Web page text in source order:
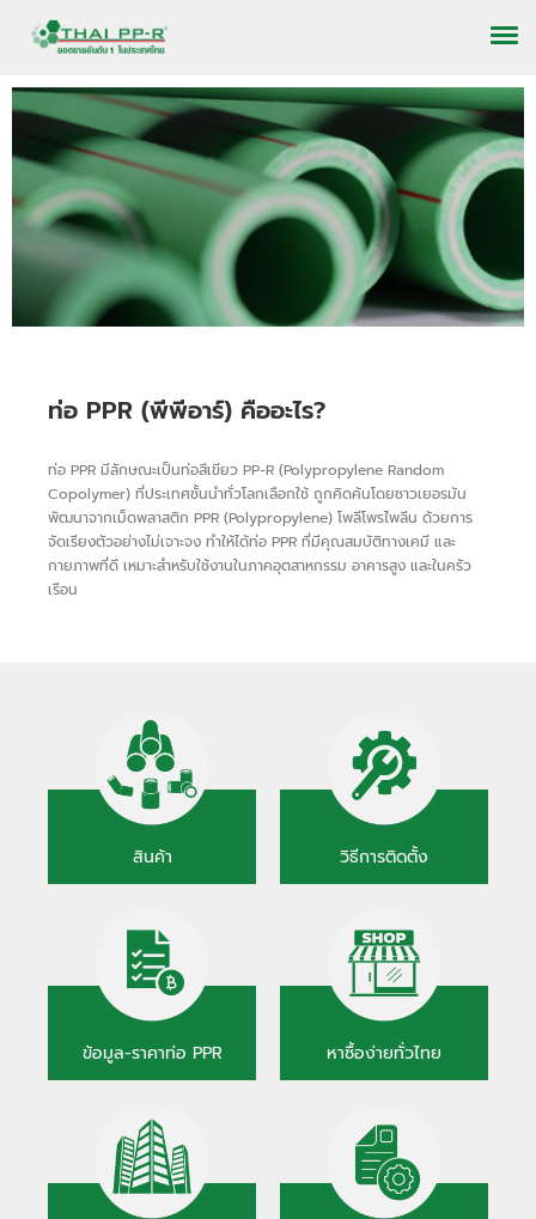
ตอบโจทย์ในทุกภาคอุตสาหกรรม บ้าน อาคารสูง ให้การออกแบบ ติดตั้ง และใช้งาน
อ่านต่อ
ท่อ PPR (พีพีอาร์) คืออะไร?
ท่อ PPR มีลักษณะเป็นท่อสีเขียว PP-R (Polypropylene Random
Copolymer) ที่ประเทศชั้นนำทั่วโลกเลือกใช้ ถูกคิดค้นโดยชาวเยอรมัน
พัฒนาจากเม็ดพลาสติก PPR (Polypropylene) โพลีโพรไพลีน ด้วยการ
จัดเรียงตัวอย่างไม่เจาะจง ทำให้ได้ท่อ PPR ที่มีคุณสมบัติทางเคมี และ
กายภาพที่ดี เหมาะสำหรับใช้งานในภาคอุตสาหกรรม อาคารสูง และในครัว
เรือน
สินค้า วิธีการติดตั้ง
ข้อมูล-ราคาท่อ PPR หาซื้อง่ายทั่วไทย